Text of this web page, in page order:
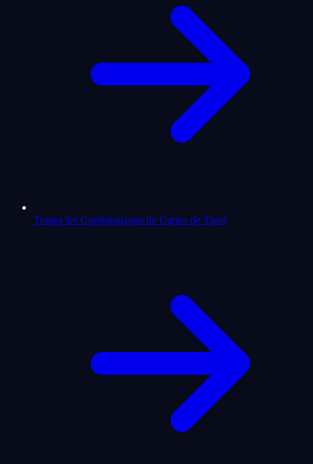
Toutes les Combinaisons de Cartes de Tarot